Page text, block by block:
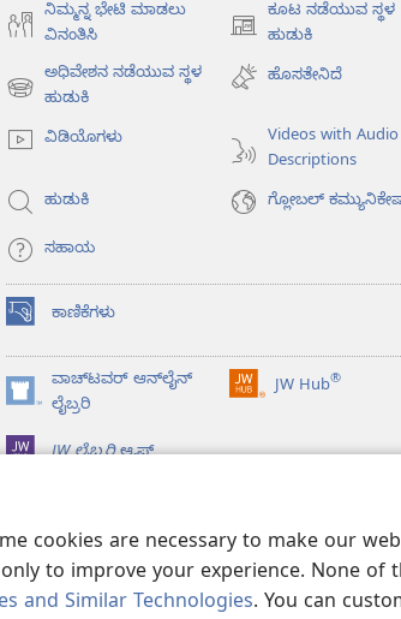
cookies are necessary to make our
to improve your experience. None of
and Similar Technologies. You can
ನಿಮ್ಮನ್ನ ಭೇಟಿ ಮಾಡಲು
ವಿನಂತಿಸಿ
ಕೂಟ ನಡೆಯುವ ಸ್ಥಳ
ಹುಡುಕಿ
(opens
new
window)
ಅಧಿವೇಶನ ನಡೆಯುವ ಸ್ಥಳ
ಹುಡುಕಿ
(opens
new
window)
ಹೊಸತೇನಿದೆ
ವಿಡಿಯೊಗಳು
Videos with Audio
Descriptions
ಹುಡುಕಿ
ಗ್ಲೋಬಲ್‌
ಸಹಾಯ
ಕಾಣಿಕೆಗಳು
(opens
new
window)ವಾಚ್‌ಟವರ್‌ ಆನ್‌ಲೈನ್‌
ಲೈಬ್ರರಿ
(opens
new
window)
JW Hub®
(opens
window)
JW ಲೈಬ್ರರಿಆ್ಯಪ್‌